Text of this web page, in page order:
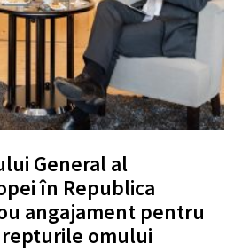
General al
în Republica
angajament pentru
omului